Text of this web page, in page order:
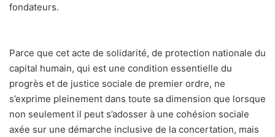
fondateurs.
Parce que cet acte de solidarité, de protection nationale du
capital humain, qui est une condition essentielle du
progrès et de justice sociale de premier ordre, ne
s’exprime pleinement dans toute sa dimension que lorsque
non seulement il peut s’adosser à une cohésion sociale
axée sur une démarche inclusive de la concertation, mais